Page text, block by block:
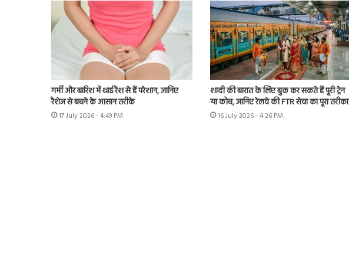
गर्मी और बारिश में थाई रैश से हैं परेशान, जानिए
रैशेज से बचने के आसान तरीके
17 July 2026 - 4:49 PM
शादी की बारात के लिए बुक कर सकते हैं पूरी ट्रेन
या कोच, जानिए रेलवे की FTR सेवा का पूरा तरीका
16 July 2026 - 4:26 PM